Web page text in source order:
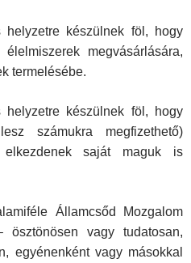
helyzetre készülnek föl, hogy
megvásárlására,
termelésébe.
helyzetre készülnek föl, hogy
számukra megfizethető)
elkezdenek saját maguk is
Államcsőd Mozgalom
vagy tudatosan,
egyénenként vagy másokkal